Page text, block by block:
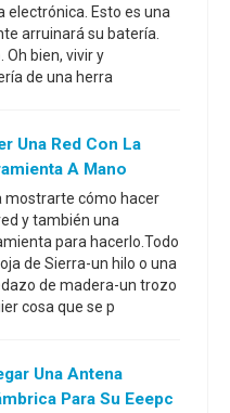
electrónica. Esto es una
arruinará su batería.
bien, vivir y
de una herra
Una Red Con La
A Mano
mostrarte cómo hacer
y también una
para hacerlo.Todo
de Sierra-un hilo o una
de madera-un trozo
cosa que se p
Una Antena
Para Su Eeepc